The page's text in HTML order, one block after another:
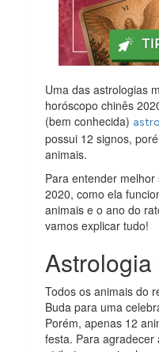
Uma das astrologias
horóscopo chinês
(bem conhecida)
possui 12 signos,
animais.
Para entender
2020, como ela
animais e o ano do
vamos explicar tudo!
Todos os animais do
Buda para uma
Porém, apenas 12
festa. Para